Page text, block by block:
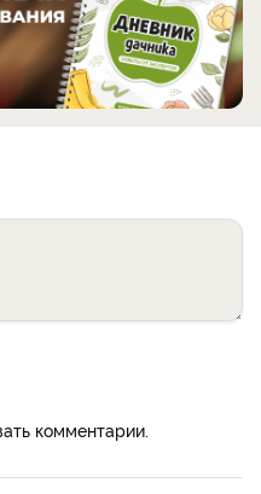
комментарии.